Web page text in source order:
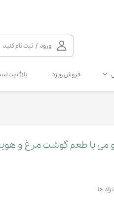
ورود / ثبت نام کنید
حساب کاربری من
تغییر گذر واژه
انواع قطره گربه
انواع اسپری سگ
کرم دست و پای سگ
فروش ویژه بلاگ پت
با طعم گوشت مرغ و هویج وزن
ها